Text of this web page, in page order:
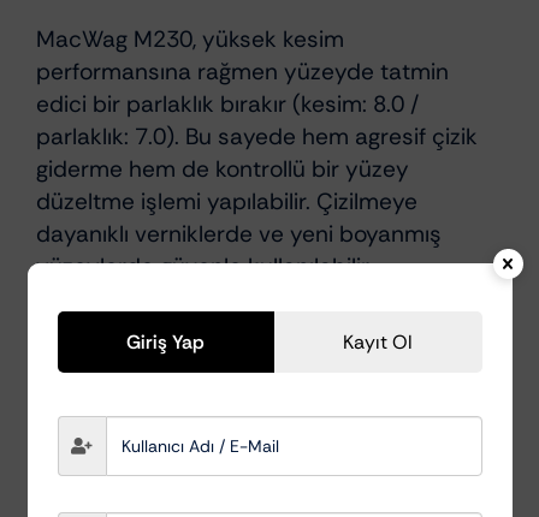
MacWag M230, yüksek kesim
performansına rağmen yüzeyde tatmin
edici bir parlaklık bırakır (kesim: 8.0 /
parlaklık: 7.0). Bu sayede hem agresif çizik
giderme hem de kontrollü bir yüzey
düzeltme işlemi yapılabilir. Çizilmeye
dayanıklı verniklerde ve yeni boyanmış
yüzeylerde güvenle kullanılabilir.
Rotary ve orbital polisaj makineleri ile
uyumludur. Sert sünger, keçe veya heavy
maksimum performans elde edilir.
Profesyonel detailing ve boya düzeltme
işlemlerinin ilk aşaması için ideal bir üründür.
Giriş Yap Kayıt Ol